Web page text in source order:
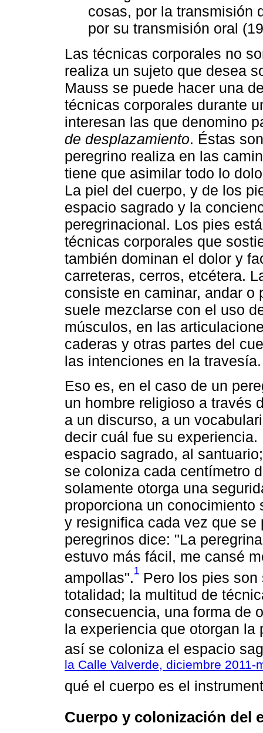
cosas, por la transmisión
por su transmisión oral
Las técnicas corporales no
realiza un sujeto que desea
Mauss se puede hacer una
técnicas corporales durante
interesan las que denomino
de desplazamiento. Éstas
peregrino realiza en las
tiene que asimilar todo lo
La piel del cuerpo, y de los
espacio sagrado y la
peregrinacional. Los pies
técnicas corporales que
también dominan el dolor y
carreteras, cerros, etcétera.
consiste en caminar, andar o
suele mezclarse con el uso
músculos, en las
caderas y otras partes del
las intenciones en la travesía.
Eso es, en el caso de un
un hombre religioso a través
a un discurso, a un
decir cuál fue su
espacio sagrado, al
se coloniza cada centímetro
solamente otorga una
proporciona un
y resignifica cada vez que se
peregrinos dice: "La
estuvo más fácil, me cansé
ampollas".1 Pero los pies
totalidad; la multitud de
consecuencia, una forma de
la experiencia que otorgan
así se coloniza el espacio
la Calle Valverde, diciembre 2011-
qué el cuerpo es el
Cuerpo y colonización del